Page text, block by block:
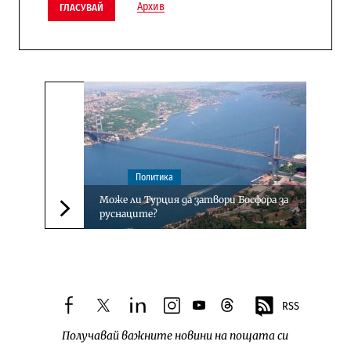
ГЛАСУВАЙ Архив
Следваща новина
Политика
Може ли Турция да затвори Босфора за
руснаците?
facebooktwitterlinkedininstagram
youtubethreads RSS
Получавай важните новини на пощата си